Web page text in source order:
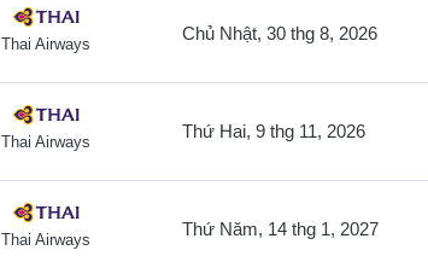
Thai Airways
Chủ Nhật, 30 thg 8, 2026
Thai Airways
Thứ Hai, 9 thg 11, 2026
Thai Airways
Thứ Năm, 14 thg 1, 2027